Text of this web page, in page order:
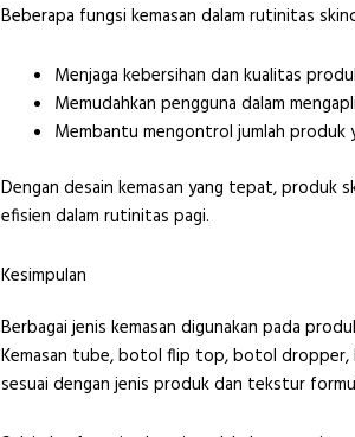
Beberapa fungsi kemasan dalam rutinitas
Menjaga kebersihan dan kualitas
Memudahkan pengguna dalam
Membantu mengontrol jumlah produk
Dengan desain kemasan yang tepat, produk
efisien dalam rutinitas pagi.
Kesimpulan
Berbagai jenis kemasan digunakan pada
Kemasan tube, botol flip top, botol dropper,
sesuai dengan jenis produk dan tekstur